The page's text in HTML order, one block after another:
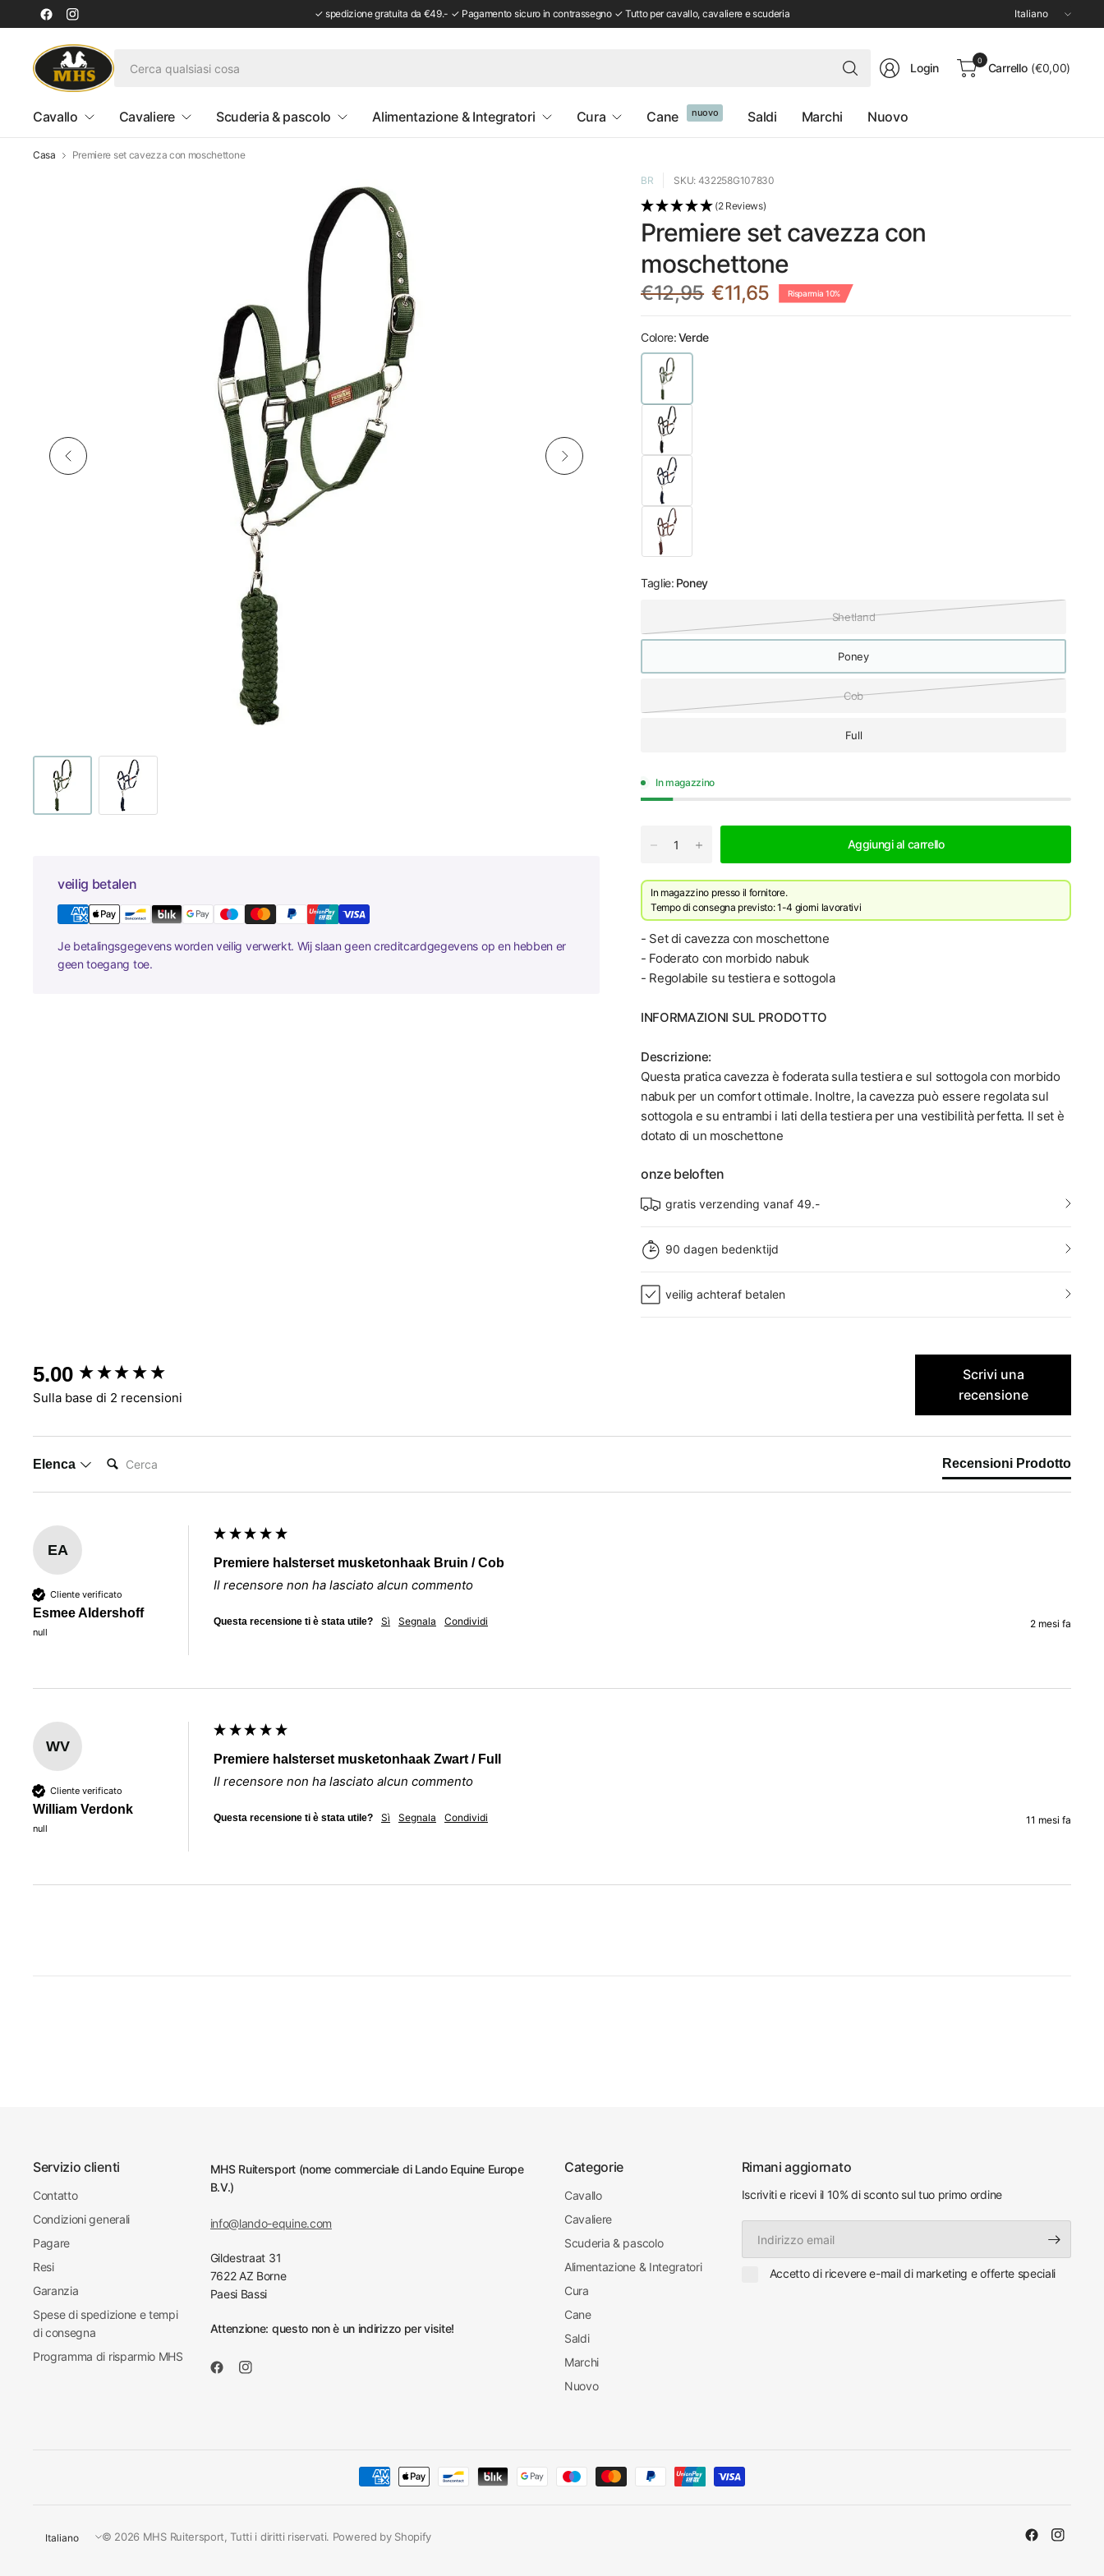
✓ spedizione gratuita da €49.- ✓ Pagamento sicuro in contrassegno ✓ Tutto per cavallo, cavaliere e scuderia
Aggiorna
paese/area
Cerca
qualsiasi
Login
0
Carrello (€0,00)
Cavallo Cavaliere Scuderia & pascolo Alimentazione & Integratori Cura Cane nuovo Saldi Marchi Nuovo
Casa Premiere set cavezza con moschettone
BR SKU: 432258G107830
(2 Reviews)
Premiere set cavezza con
moschettone
€12,95 €11,65 Risparmia 10%
Colore:Verde
Taglie: Poney
Shetland
Poney
Cob
Full
In magazzino
Aggiungi al carrello
In magazzino presso il fornitore.
Tempo di consegna previsto: 1-4 giorni lavorativi
- Set di cavezza con moschettone
- Foderato con morbido nabuk
- Regolabile su testiera e sottogola
INFORMAZIONI SUL PRODOTTO
Descrizione:
Questa pratica cavezza è foderata sulla testiera e sul sottogola con morbido
nabuk per un comfort ottimale. Inoltre, la cavezza può essere regolata sul
sottogola e su entrambi i lati della testiera per una vestibilità perfetta. Il set è
dotato di un moschettone
onze beloften
gratis verzending vanaf 49.-
90 dagen bedenktijd
veilig achteraf betalen
veilig betalen
Je betalingsgegevens worden veilig verwerkt. Wij slaan geen creditcardgegevens op en hebben er
geen toegang toe.
5.00
Sulla base di 2 recensioni
Scrivi una
recensione
Elenca
Cerca:
Recensioni Prodotto
EA
Cliente verificato
Esmee Aldershoff
null
Premiere halsterset musketonhaak Bruin / Cob
Il recensore non ha lasciato alcun commento
Questa recensione ti è stata utile? Sì Segnala Condividi 2 mesi fa
WV
Cliente verificato
William Verdonk
null
Premiere halsterset musketonhaak Zwart / Full
Il recensore non ha lasciato alcun commento
Questa recensione ti è stata utile? Sì Segnala Condividi 11 mesi fa
New content loaded
Servizio clienti
Contatto
Condizioni generali
Pagare
Resi
Garanzia
Spese di spedizione e tempi
di consegna
Programma di risparmio MHS
MHS Ruitersport (nome commerciale di Lando Equine Europe
B.V.)
info@lando-equine.com
Gildestraat 31
7622 AZ Borne
Paesi Bassi
Attenzione: questo non è un indirizzo per visite!
Categorie
Cavallo
Cavaliere
Scuderia & pascolo
Alimentazione & Integratori
Cura
Cane
Saldi
Marchi
Nuovo
Rimani aggiornato
Iscriviti e ricevi il 10% di sconto sul tuo primo ordine
email
Accetto di ricevere e-mail di marketing e offerte speciali
Aggiorna
© 2026 MHS Ruitersport, Tutti i diritti riservati. Powered by Shopify